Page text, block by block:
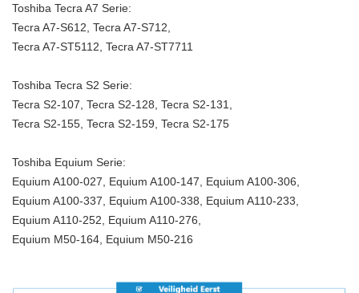
Toshiba Tecra A7 Serie:
Tecra A7-S612, Tecra A7-S712,
Tecra A7-ST5112, Tecra A7-ST7711
Toshiba Tecra S2 Serie:
Tecra S2-107, Tecra S2-128, Tecra S2-131,
Tecra S2-155, Tecra S2-159, Tecra S2-175
Toshiba Equium Serie:
Equium A100-027, Equium A100-147, Equium A100-306,
Equium A100-337, Equium A100-338, Equium A110-233,
Equium A110-252, Equium A110-276,
Equium M50-164, Equium M50-216